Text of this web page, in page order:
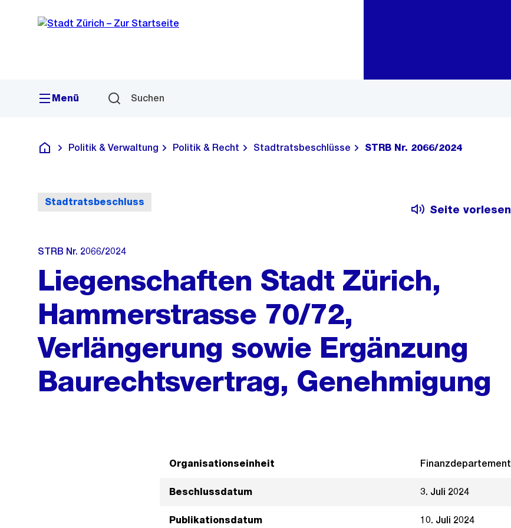
Navigation
Sprunglink
Menü Suchen
Deutsch
Politik & Verwaltung Politik & Recht Stadtratsbeschlüsse STRB Nr. 2066/2024
Stadtratsbeschluss
Seite vorlesen
STRB Nr. 2066/2024
Liegenschaften Stadt Zürich,
Hammerstrasse 70/72,
Verlängerung sowie Ergänzung
Baurechtsvertrag, Genehmigung
Organisationseinheit Finanzdepartement
Beschlussdatum 3. Juli 2024
Publikationsdatum 10. Juli 2024